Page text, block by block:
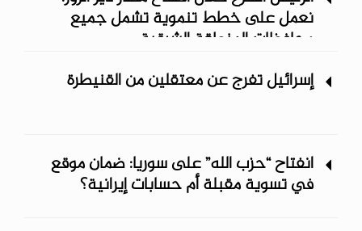
نعمل على خطط تنموية تشمل جميع
محافظات المنطقة الشرقية
إسرائيل تفرج عن معتقلين من القنيطرة
انفتاح “حزب الله” على سوريا: ضمان موقع
في تسوية مقبلة أم حسابات إيرانية؟